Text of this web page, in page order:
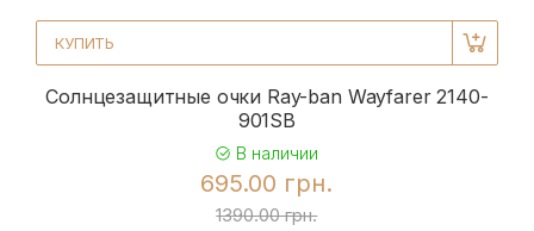
КУПИТЬ
Солнцезащитные очки Ray-ban Wayfarer 2140-
901SB
В наличии
695.00 грн.
1390.00 грн.